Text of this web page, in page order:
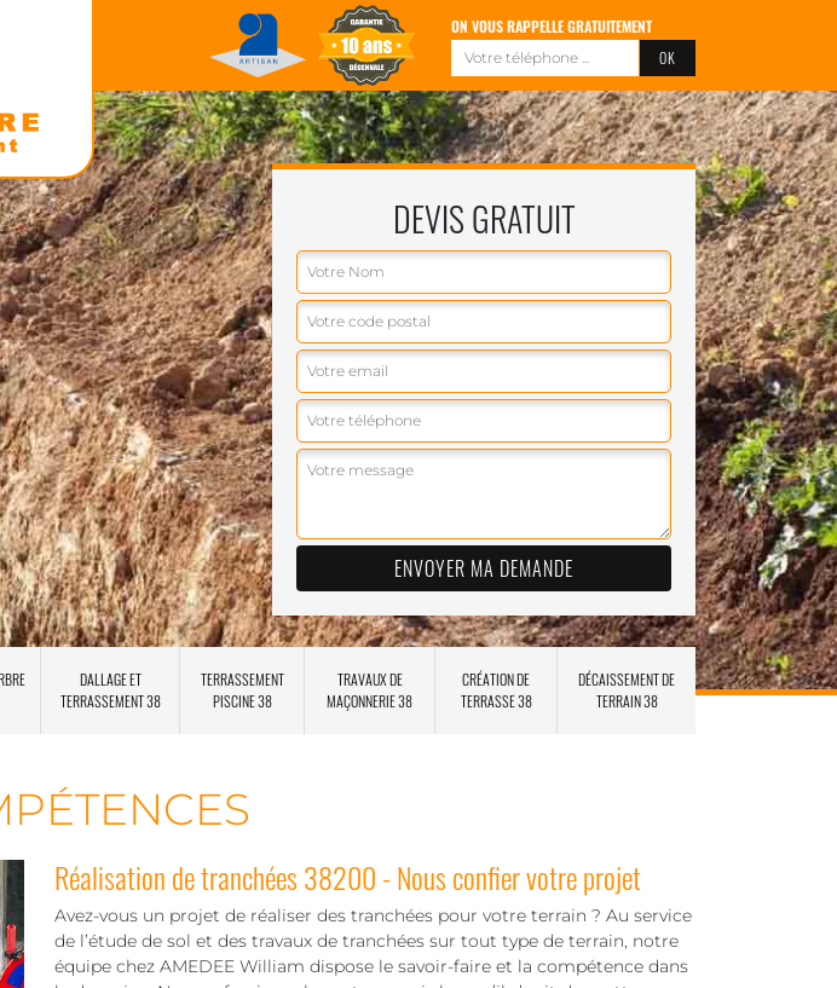
ON VOUS RAPPELLE GRATUITEMENT
DEVIS GRATUIT
DALLAGE ET
TERRASSEMENT 38
TERRASSEMENT
PISCINE 38
TRAVAUX DE
MAÇONNERIE 38
CRÉATION DE
TERRASSE 38
DÉCAISSEMENT DE
TERRAIN 38
Réalisation de tranchées 38200 - Nous confier votre projet
Avez-vous un projet de réaliser des tranchées pour votre terrain ? Au service
de l’étude de sol et des travaux de tranchées sur tout type de terrain, notre
équipe chez AMEDEE William dispose le savoir-faire et la compétence dans